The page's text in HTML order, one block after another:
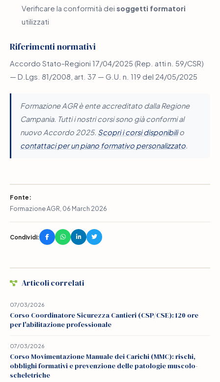
Verificare la conformità dei soggetti formatori
utilizzati
Riferimenti normativi
Accordo Stato-Regioni 17/04/2025 (Rep. atti n. 59/CSR)
— D.Lgs. 81/2008, art. 37 — G.U. n. 119 del 24/05/2025
Formazione AGR è ente accreditato dalla Regione
Campania. Tutti i nostri corsi sono già conformi al
nuovo Accordo 2025. Scopri i corsi disponibilio
contattaci per un piano formativo personalizzato
Fonte:
Formazione AGR, 06 March 2026
Condividi:
Articoli correlati
07/03/2026
Corso Coordinatore Sicurezza Cantieri (CSP/CSE): 120 ore
per l'abilitazione professionale
07/03/2026
Corso Movimentazione Manuale dei Carichi (MMC): rischi,
obblighi formativi e prevenzione delle patologie muscolo-
scheletriche